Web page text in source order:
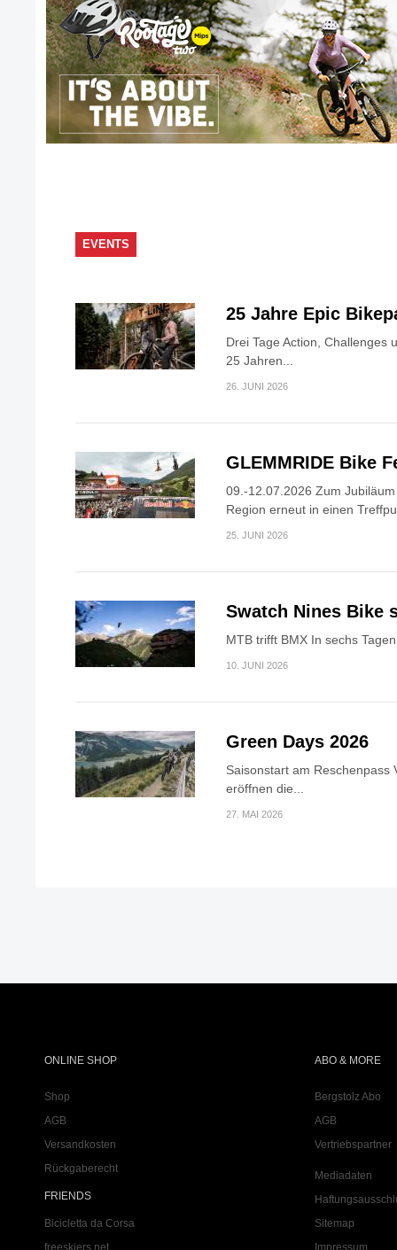
EVENTS
25 Jahre Epic
Drei Tage Action, Challenges
25 Jahren...
26. JUNI 2026
GLEMMRIDE Bike
09.-12.07.2026 Zum
Region erneut in einen
25. JUNI 2026
Swatch Nines Bike
MTB trifft BMX In sechs
10. JUNI 2026
Green Days 2026
Saisonstart am Reschenpass
eröffnen die...
27. MAI 2026
ONLINE SHOP
Shop
AGB
Versandkosten
Rückgaberecht
FRIENDS
Bicicletta da Corsa
freeskiers.net
ABO & MORE
Bergstolz Abo
AGB
Vertriebspartner
Mediadaten
Sitemap
Impressum